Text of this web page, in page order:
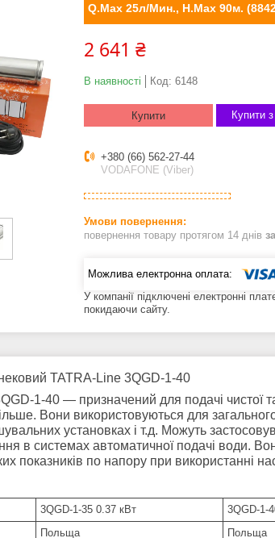
Q.Max 25л/Мин., H.Max 90м.
2 641 ₴
В наявності Код: 6148
Купити Купити з
+380 (66) 562-27-44
VODAFONE (Viber)
повернення товару протягом 14 днів
У компанії підключені електронні
покидаючи сайту.
TATRA-Line 3QGD-1-40
1-40 — призначений для подачі чистої
Вони використовуються для
установках і т.д. Можуть
в системах автоматичної подачі води.
показників по напору при використанні
3QGD-1-35 0.37 кВт 3QGD-1-
Польща Польща